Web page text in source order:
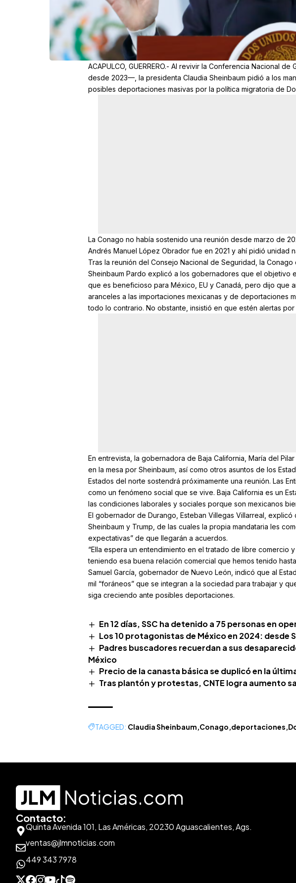
ACAPULCO, GUERRERO.- Al revivir la Conferencia Nacional
desde 2023—, la presidenta Claudia Sheinbaum pidió a los
posibles deportaciones masivas por la política migratoria de
La Conago no había sostenido una reunión desde marzo de
Andrés Manuel López Obrador fue en 2021 y ahí pidió unidad
Tras la reunión del Consejo Nacional de Seguridad, la
Sheinbaum Pardo explicó a los gobernadores que el objetivo
que es beneficioso para México, EU y Canadá, pero dijo que
aranceles a las importaciones mexicanas y de deportaciones
todo lo contrario. No obstante, insistió en que estén alertas
En entrevista, la gobernadora de Baja California, María del
en la mesa por Sheinbaum, así como otros asuntos de los
Estados del norte sostendrá próximamente una reunión. Las
como un fenómeno social que se vive. Baja California es un
las condiciones laborales y sociales porque son mexicanos
El gobernador de Durango, Esteban Villegas Villarreal,
Sheinbaum y Trump, de las cuales la propia mandataria les
expectativas” de que llegarán a acuerdos.
“Ella espera un entendimiento en el tratado de libre comercio
teniendo esa buena relación comercial que hemos tenido
Samuel García, gobernador de Nuevo León, indicó que al
mil “foráneos” que se integran a la sociedad para trabajar y
siga creciendo ante posibles deportaciones.
En 12 días, SSC ha detenido a 75 personas en
Los 10 protagonistas de México en 2024: desde
Padres buscadores recuerdan a sus
México
Precio de la canasta básica se duplicó en la
Tras plantón y protestas, CNTE logra aumento
TAGGED: Claudia Sheinbaum Conago deportaciones
Contacto:
Quinta Avenida 101, Las Américas, 20230 Aguascalientes, Ags.
ventas@jlmnoticias.com
449 343 7978